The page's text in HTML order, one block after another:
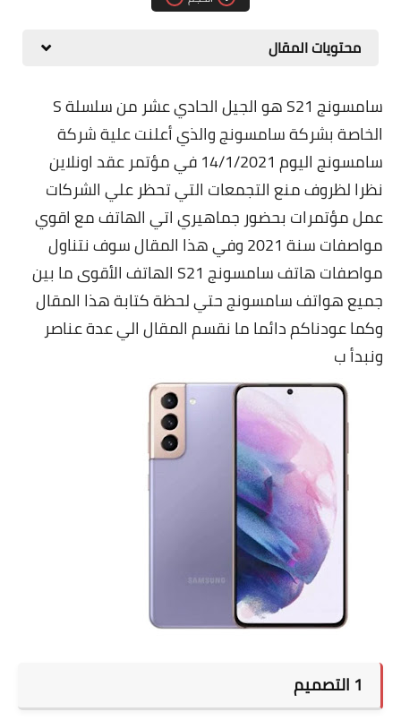
محتويات المقال
سامسونج S21 هو الجيل الحادي عشر من سلسلة S
الخاصة بشركة سامسونج والذي أعلنت علية شركة
سامسونج اليوم 14/1/2021 في مؤتمر عقد اونلاين
نظرا لظروف منع التجمعات التي تحظر علي الشركات
عمل مؤتمرات بحضور جماهيري اتي الهاتف مع اقوي
مواصفات سنة 2021 وفي هذا المقال سوف نتناول
مواصفات هاتف سامسونج S21 الهاتف الأقوى ما بين
جميع هواتف سامسونج حتي لحظة كتابة هذا المقال
وكما عودناكم دائما ما نقسم المقال الي عدة عناصر
ونبدأ ب
1 التصميم